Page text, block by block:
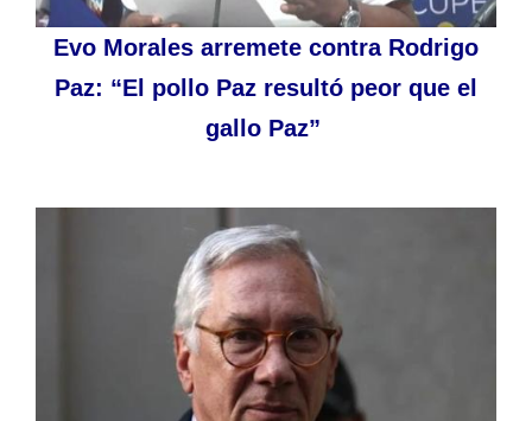
Evo Morales arremete contra Rodrigo
Paz: “El pollo Paz resultó peor que el
gallo Paz”